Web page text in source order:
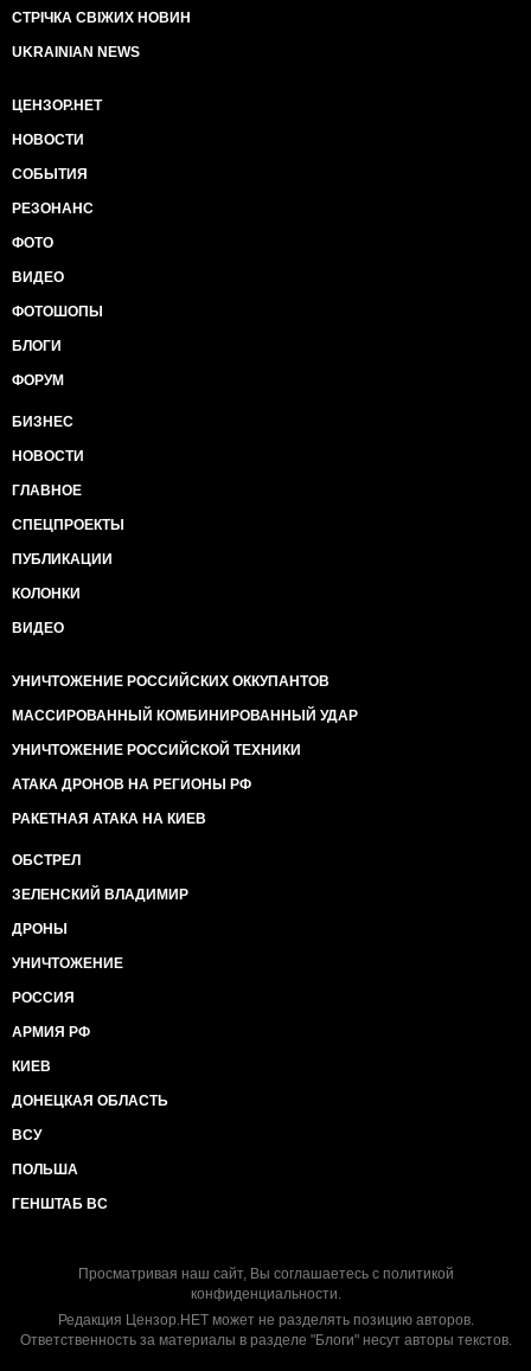
СТРІЧКА СВІЖИХ НОВИН
UKRAINIAN NEWS
ЦЕНЗОР.НЕТ
НОВОСТИ
СОБЫТИЯ
РЕЗОНАНС
ФОТО
ВИДЕО
ФОТОШОПЫ
БЛОГИ
ФОРУМ
БИЗНЕС
НОВОСТИ
ГЛАВНОЕ
СПЕЦПРОЕКТЫ
ПУБЛИКАЦИИ
КОЛОНКИ
ВИДЕО
УНИЧТОЖЕНИЕ РОССИЙСКИХ ОККУПАНТОВ
МАССИРОВАННЫЙ КОМБИНИРОВАННЫЙ УДАР
УНИЧТОЖЕНИЕ РОССИЙСКОЙ ТЕХНИКИ
АТАКА ДРОНОВ НА РЕГИОНЫ РФ
РАКЕТНАЯ АТАКА НА КИЕВ
ОБСТРЕЛ
ЗЕЛЕНСКИЙ ВЛАДИМИР
ДРОНЫ
УНИЧТОЖЕНИЕ
РОССИЯ
АРМИЯ РФ
КИЕВ
ДОНЕЦКАЯ ОБЛАСТЬ
ВСУ
ПОЛЬША
ГЕНШТАБ ВС
Просматривая наш сайт, Вы соглашаетесь с политикой
конфиденциальности.
Редакция Цензор.НЕТ может не разделять позицию авторов.
Ответственность за материалы в разделе "Блоги" несут авторы текстов.